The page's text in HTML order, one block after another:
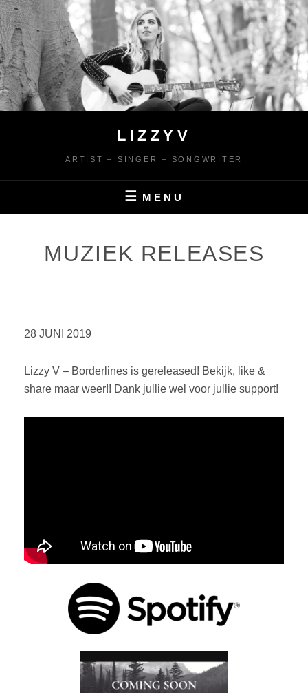
Ga
naar
de
inhoud
LIZZYV
ARTIST – SINGER – SONGWRITER
MENU
MUZIEK RELEASES
28 JUNI 2019
Lizzy V – Borderlines is gereleased! Bekijk, like &
share maar weer!! Dank jullie wel voor jullie support!